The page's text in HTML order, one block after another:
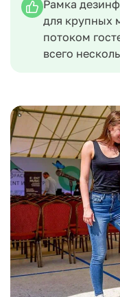
Рамка
для крупных
потоком
всего